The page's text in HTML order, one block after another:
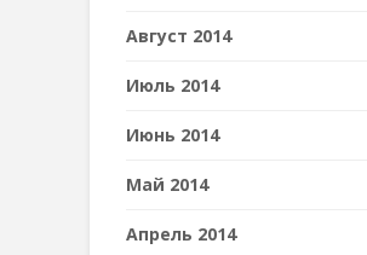
Август 2014
Июль 2014
Июнь 2014
Май 2014
Апрель 2014